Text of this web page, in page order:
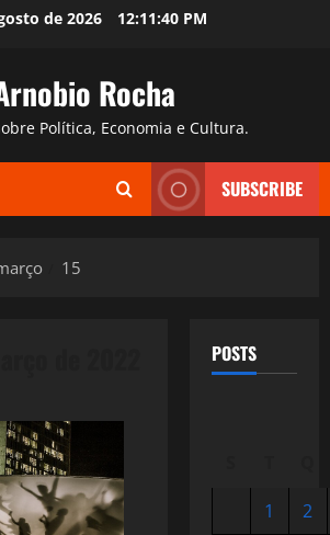
de 2026 12:11:41 PM
Rocha
Política, Economia e Cultura.
SUBSCRIBE
15
POSTS
1
2